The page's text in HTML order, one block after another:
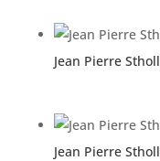
Jean Pierre Stholl
Jean Pierre Stholl